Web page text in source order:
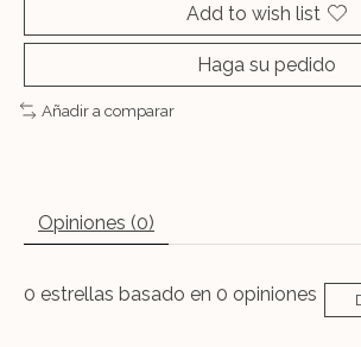
Add to wish list
Haga su pedido
Añadir a comparar
Opiniones (0)
0 estrellas basado en 0 opiniones